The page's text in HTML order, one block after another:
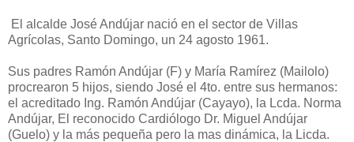
El alcalde José Andújar nació en el sector de Villas
Agrícolas, Santo Domingo, un 24 agosto 1961.
Sus padres Ramón Andújar (F) y María Ramírez (Mailolo)
procrearon 5 hijos, siendo José el 4to. entre sus hermanos:
el acreditado Ing. Ramón Andújar (Cayayo), la Lcda. Norma
Andújar, El reconocido Cardiólogo Dr. Miguel Andújar
(Guelo) y la más pequeña pero la mas dinámica, la Licda.